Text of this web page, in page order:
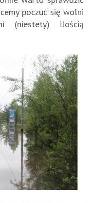
poczuć się wolni
(niestety) ilością